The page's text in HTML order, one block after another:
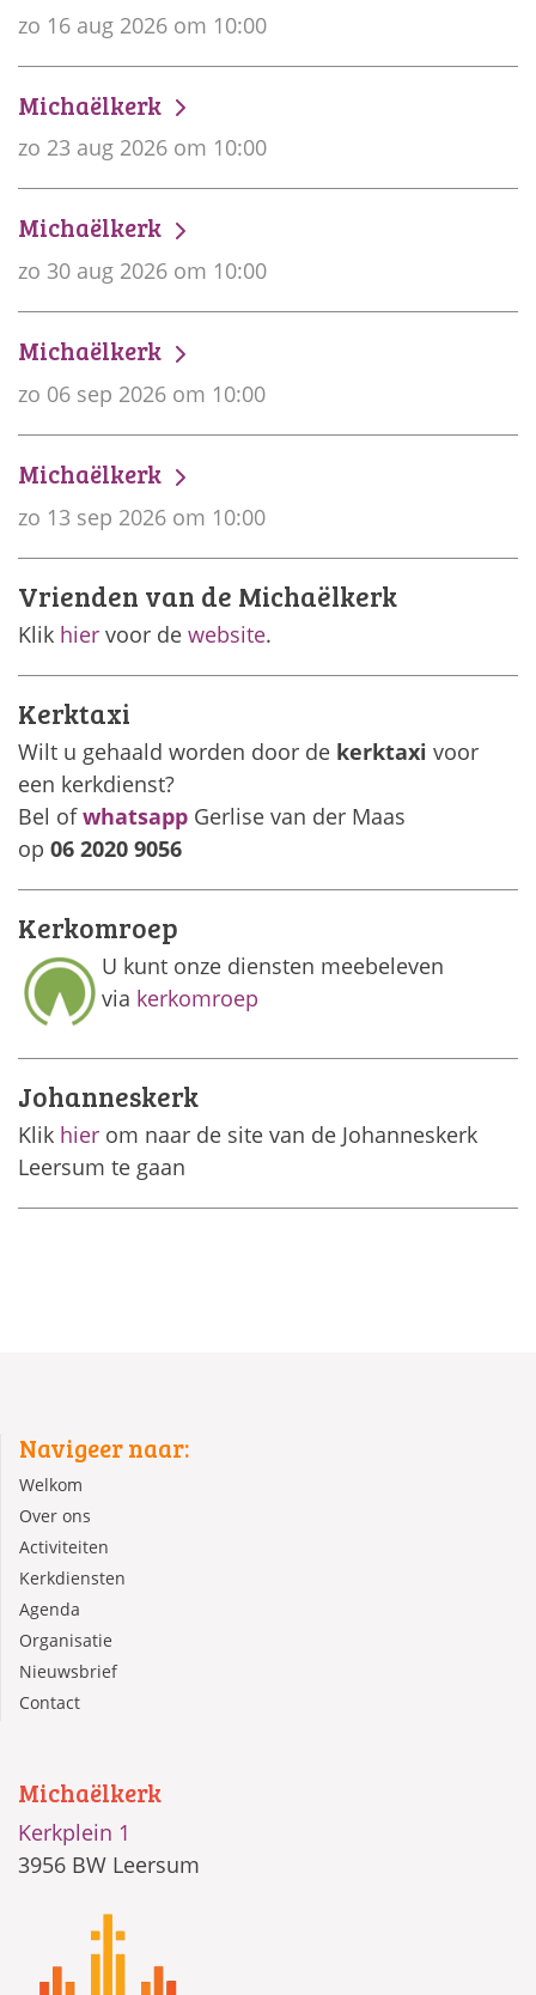
zo 16 aug 2026 om 10:00
Michaëlkerk
zo 23 aug 2026 om 10:00
Michaëlkerk
zo 30 aug 2026 om 10:00
Michaëlkerk
zo 06 sep 2026 om 10:00
Michaëlkerk
zo 13 sep 2026 om 10:00
Vrienden van de Michaëlkerk
Klik hier voor de website.
Kerktaxi
Wilt u gehaald worden door de kerktaxi voor
een kerkdienst?
Bel ofwhatsapp Gerlise van der Maas
op 06 2020 9056
Kerkomroep
U kunt onze diensten meebeleven
via kerkomroep
Johanneskerk
Klik hier om naar de site van de Johanneskerk
Leersum te gaan
Navigeer naar:
Welkom
Over ons
Activiteiten
Kerkdiensten
Agenda
Organisatie
Nieuwsbrief
Contact
Michaëlkerk
Kerkplein 1
3956 BW Leersum